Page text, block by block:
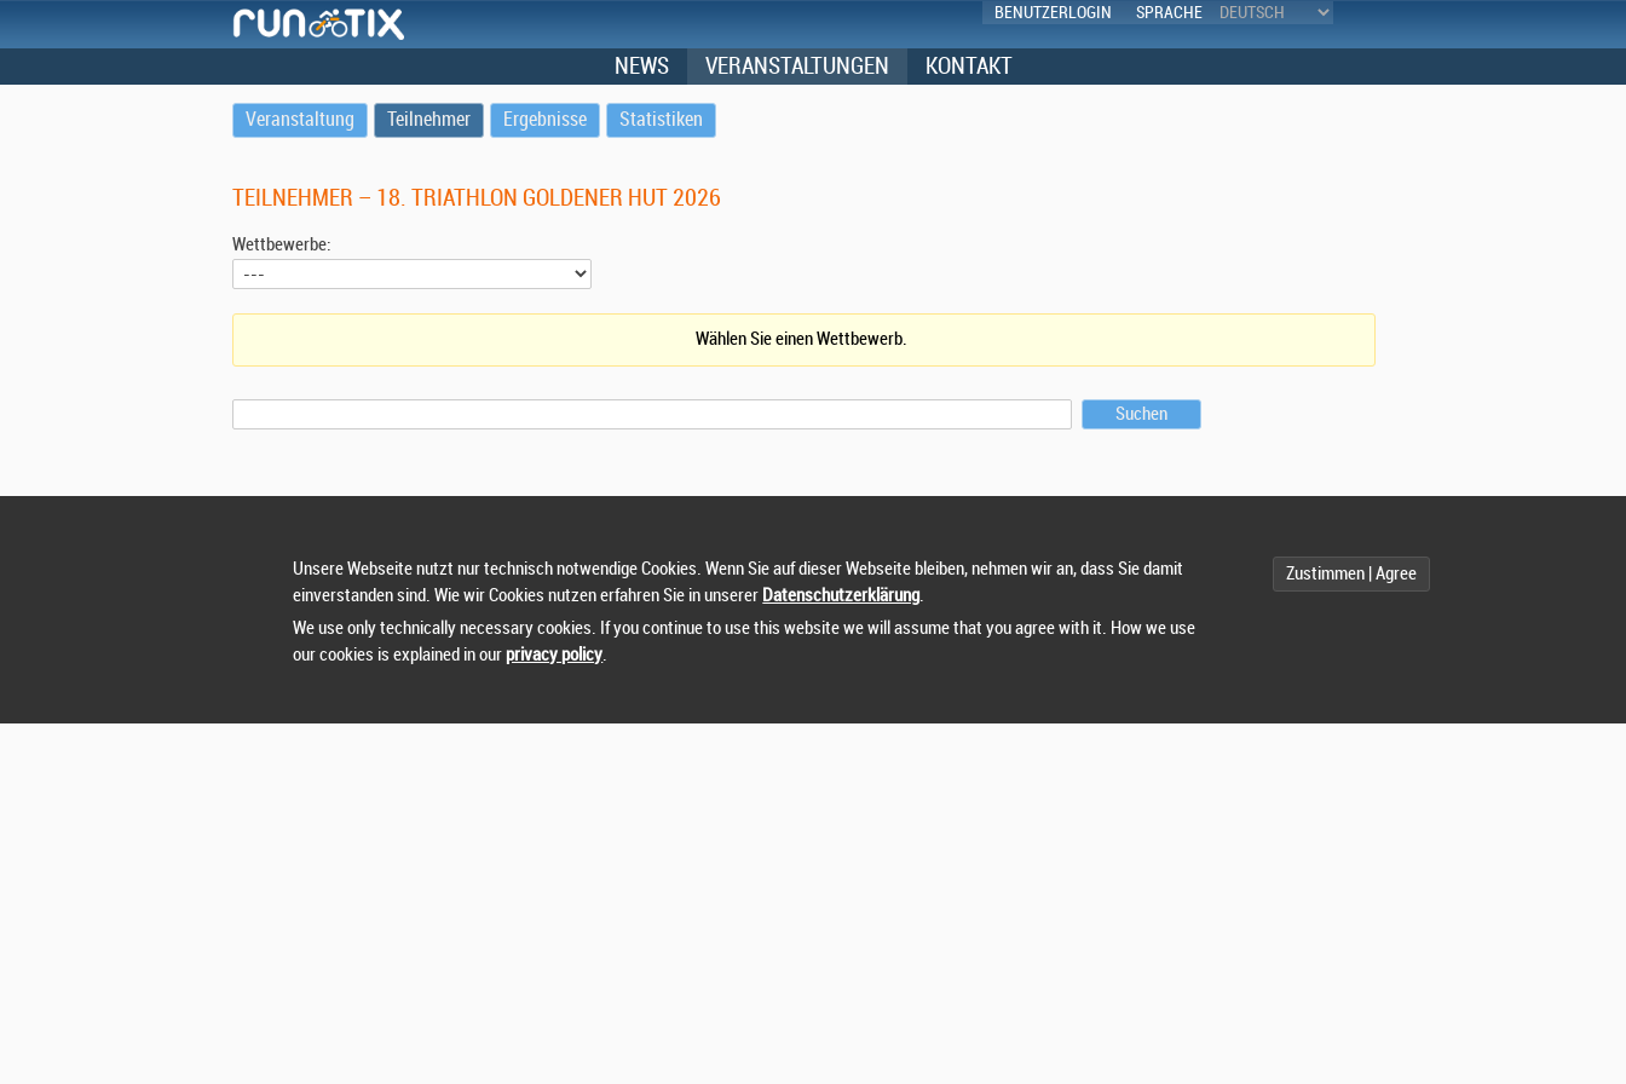
BENUTZERLOGIN SPRACHE
NEWS VERANSTALTUNGEN KONTAKT
Veranstaltung Teilnehmer Ergebnisse Statistiken
TEILNEHMER – 18. TRIATHLON GOLDENER HUT 2026
Wettbewerbe:
Wählen Sie einen Wettbewerb.
Suchen
Zustimmen | Agree
Unsere Webseite nutzt nur technisch notwendige Cookies. Wenn Sie auf dieser Webseite bleiben, nehmen wir an, dass Sie damit
einverstanden sind. Wie wir Cookies nutzen erfahren Sie in unserer Datenschutzerklärung.
We use only technically necessary cookies. If you continue to use this website we will assume that you agree with it. How we use
our cookies is explained in ourprivacy policy.